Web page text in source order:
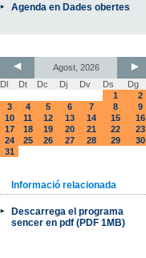
Agenda en Dades obertes
Agost, 2026
Dl
Dt Dc Dj Dv Ds
Dg
1
2
3
4 5 6 7 8
9
10
11 12 13 14 15
16
17
18 19 20 21 22
23
24
25 26 27 28 29
30
31
Informació relacionada
Descarrega el programa
sencer en pdf (PDF 1MB)